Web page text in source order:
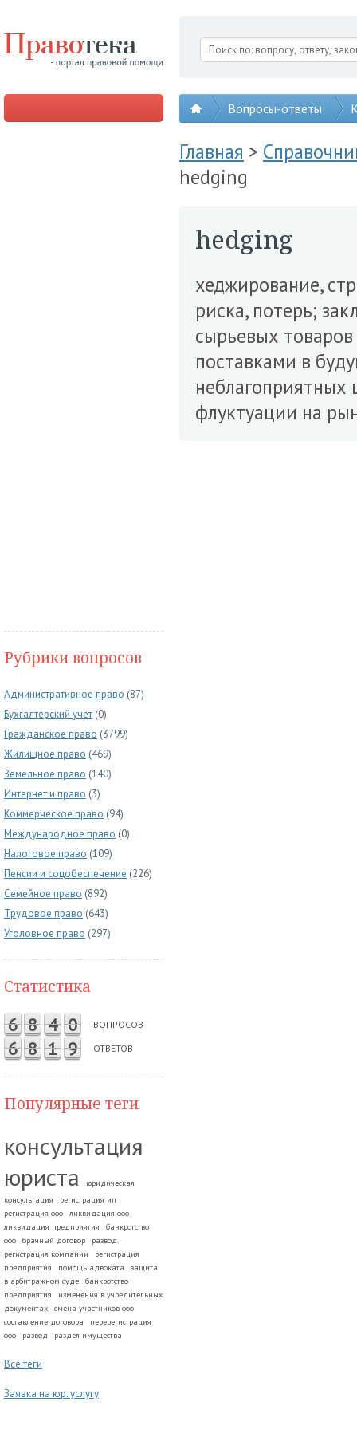
Вопросы-ответы
Рубрики вопросов
Административное право (87)
Бухгалтерский учет (0)
Гражданское право (3799)
Жилищное право (469)
Земельное право (140)
Интернет и право (3)
Коммерческое право (94)
Международное право (0)
Налоговое право (109)
Пенсии и соцобеспечение (226)
Семейное право (892)
Трудовое право (643)
Уголовное право (297)
Статистика
6 8 4 0 ВОПРОСОВ
6 8 1 9 ОТВЕТОВ
Популярные теги
консультация
юриста
юридическая
консультация
регистрация ип
регистрация ооо
ликвидация ооо
ликвидация предприятия
банкротство
ооо
брачный договор
развод.
регистрация компании
регистрация
предприятия
помощь адвоката
защита
в арбитражном суде
банкротство
предприятия
изменения в учредительных
документах
смена участников ооо
составление договора
перерегистрация
ооо
развод раздел имущества
Все теги
Заявка на юр. услугу
Главная >
hedging
hedging
хеджирование,
риска, потерь;
сырьевых товаров
поставками в
неблагоприятных
флуктуации на